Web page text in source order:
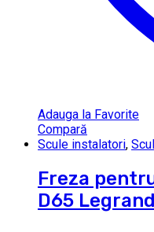
Adauga la Favorite
Compară
Scule instalatori,
Freza
D65